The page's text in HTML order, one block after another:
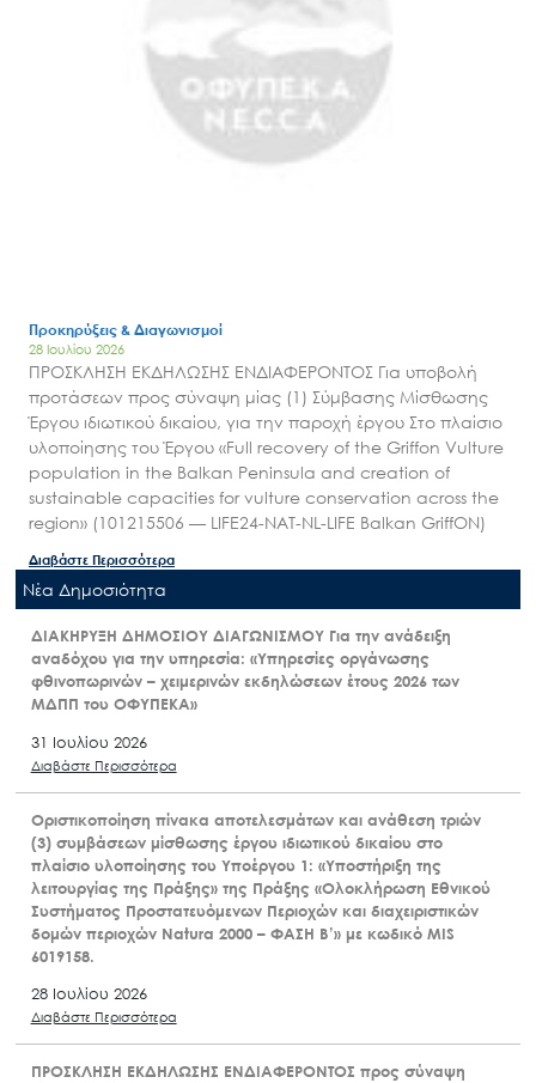
Προκηρύξεις & Διαγωνισμοί
28 Ιουλίου 2026
ΠΡΟΣΚΛΗΣΗ ΕΚΔΗΛΩΣΗΣ ΕΝΔΙΑΦΕΡΟΝΤΟΣ Για υποβολή
προτάσεων προς σύναψη μίας (1) Σύμβασης Μίσθωσης
Έργου ιδιωτικού δικαίου, για την παροχή έργου Στο πλαίσιο
υλοποίησης του Έργου «Full recovery of the Griffon Vulture
population in the Balkan Peninsula and creation of
sustainable capacities for vulture conservation across the
region» (101215506 — LIFE24-NAT-NL-LIFE Balkan GriffON)
Διαβάστε Περισσότερα
Nέα Δημοσιότητα
ΔΙΑΚΗΡΥΞΗ ΔΗΜΟΣΙΟΥ ΔΙΑΓΩΝΙΣΜΟΥ Για την ανάδειξη
αναδόχου για την υπηρεσία: «Υπηρεσίες οργάνωσης
φθινοπωρινών – χειμερινών εκδηλώσεων έτους 2026 των
ΜΔΠΠ του ΟΦΥΠΕΚΑ»
31 Ιουλίου 2026
Διαβάστε Περισσότερα
Οριστικοποίηση πίνακα αποτελεσμάτων και ανάθεση τριών
(3) συμβάσεων μίσθωσης έργου ιδιωτικού δικαίου στο
πλαίσιο υλοποίησης του Υποέργου 1: «Υποστήριξη της
λειτουργίας της Πράξης» της Πράξης «Ολοκλήρωση Εθνικού
Συστήματος Προστατευόμενων Περιοχών και διαχειριστικών
δομών περιοχών Natura 2000 – ΦΑΣΗ Β’» με κωδικό MIS
6019158.
28 Ιουλίου 2026
Διαβάστε Περισσότερα
ΠΡΟΣΚΛΗΣΗ ΕΚΔΗΛΩΣΗΣ ΕΝΔΙΑΦΕΡΟΝΤΟΣ προς σύναψη